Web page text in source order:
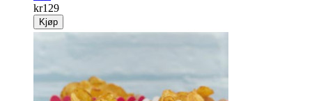
kr129
Kjøp